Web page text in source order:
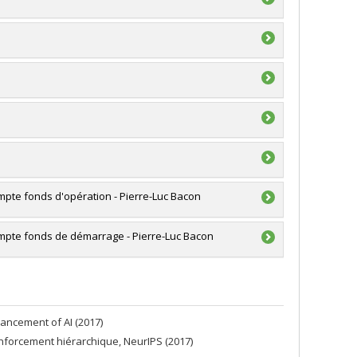
Kaspi,Andrew Cumming,Matthew Dobbs,tracy
(FQRNT)
du Canada (CRSNG)
individuelle ou de groupe
du Canada (CRSNG)
des établissements
Canada/Bourse
fonds d'opération - Pierre-Luc Bacon
des établissements
Canada/Fonds démarrage et opération
fonds de démarrage - Pierre-Luc Bacon
Canada/Fonds démarrage et opération
of AI (2017)
hiérarchique, NeurIPS (2017)